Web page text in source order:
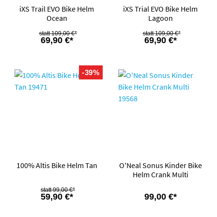
iXS Trail EVO Bike Helm
Ocean
69,90 €*
109,00 €*
iXS Trial EVO Bike Helm
Lagoon
69,90 €*
109,00 €*
-39%
100% Altis Bike Helm Tan
59,90 €*
99,00 €*
O'Neal Sonus Kinder Bike
Helm Crank Multi
99,00 €*